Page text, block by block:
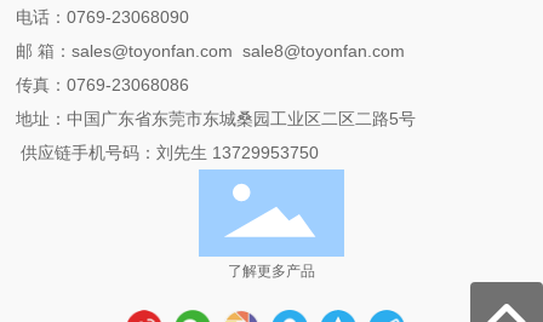
电话：0769-23068090
邮 箱：sales@toyonfan.com sale8@toyonfan.com
传真：0769-23068086
地址：中国广东省东莞市东城桑园工业区二区二路5号
供应链手机号码：刘先生 13729953750
了解更多产品